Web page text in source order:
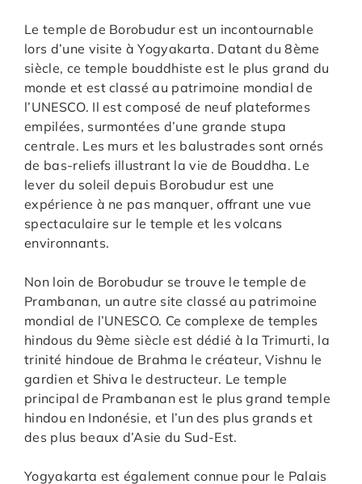
Le temple de Borobudur est un incontournable
lors d’une visite à Yogyakarta. Datant du 8ème
siècle, ce temple bouddhiste est le plus grand du
monde et est classé au patrimoine mondial de
l’UNESCO. Il est composé de neuf plateformes
empilées, surmontées d’une grande stupa
centrale. Les murs et les balustrades sont ornés
de bas-reliefs illustrant la vie de Bouddha. Le
lever du soleil depuis Borobudur est une
expérience à ne pas manquer, offrant une vue
spectaculaire sur le temple et les volcans
environnants.
Non loin de Borobudur se trouve le temple de
Prambanan, un autre site classé au patrimoine
mondial de l’UNESCO. Ce complexe de temples
hindous du 9ème siècle est dédié à la Trimurti, la
trinité hindoue de Brahma le créateur, Vishnu le
gardien et Shiva le destructeur. Le temple
principal de Prambanan est le plus grand temple
hindou en Indonésie, et l’un des plus grands et
des plus beaux d’Asie du Sud-Est.
Yogyakarta est également connue pour le Palais